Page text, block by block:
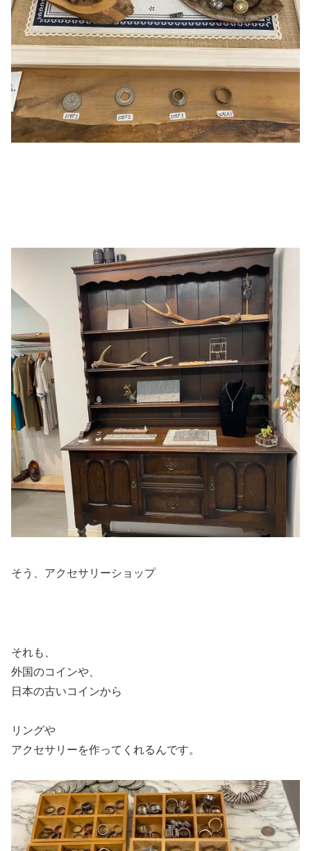
そう、アクセサリーショップ
それも、
外国のコインや、
日本の古いコインから
リングや
アクセサリーを作ってくれるんです。